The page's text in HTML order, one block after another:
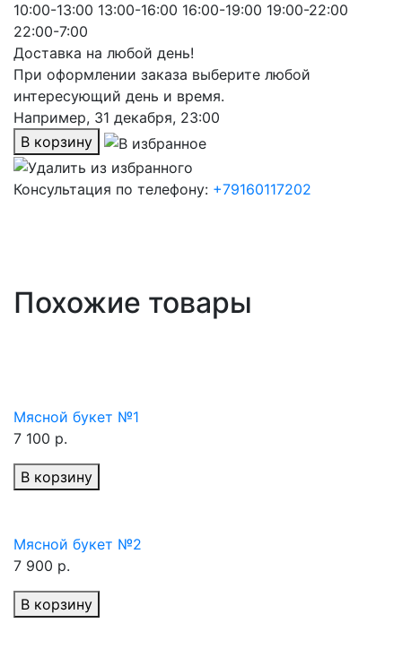
10:00-13:00 13:00-16:00 16:00-19:00 19:00-22:00
22:00-7:00
Доставка на любой день!
При оформлении заказа выберите любой
интересующий день и время.
Например, 31 декабря, 23:00
В корзину
Консультация по телефону: +79160117202
Похожие товары
Мясной букет №1
7 100 р.
В корзину
Мясной букет №2
7 900 р.
В корзину